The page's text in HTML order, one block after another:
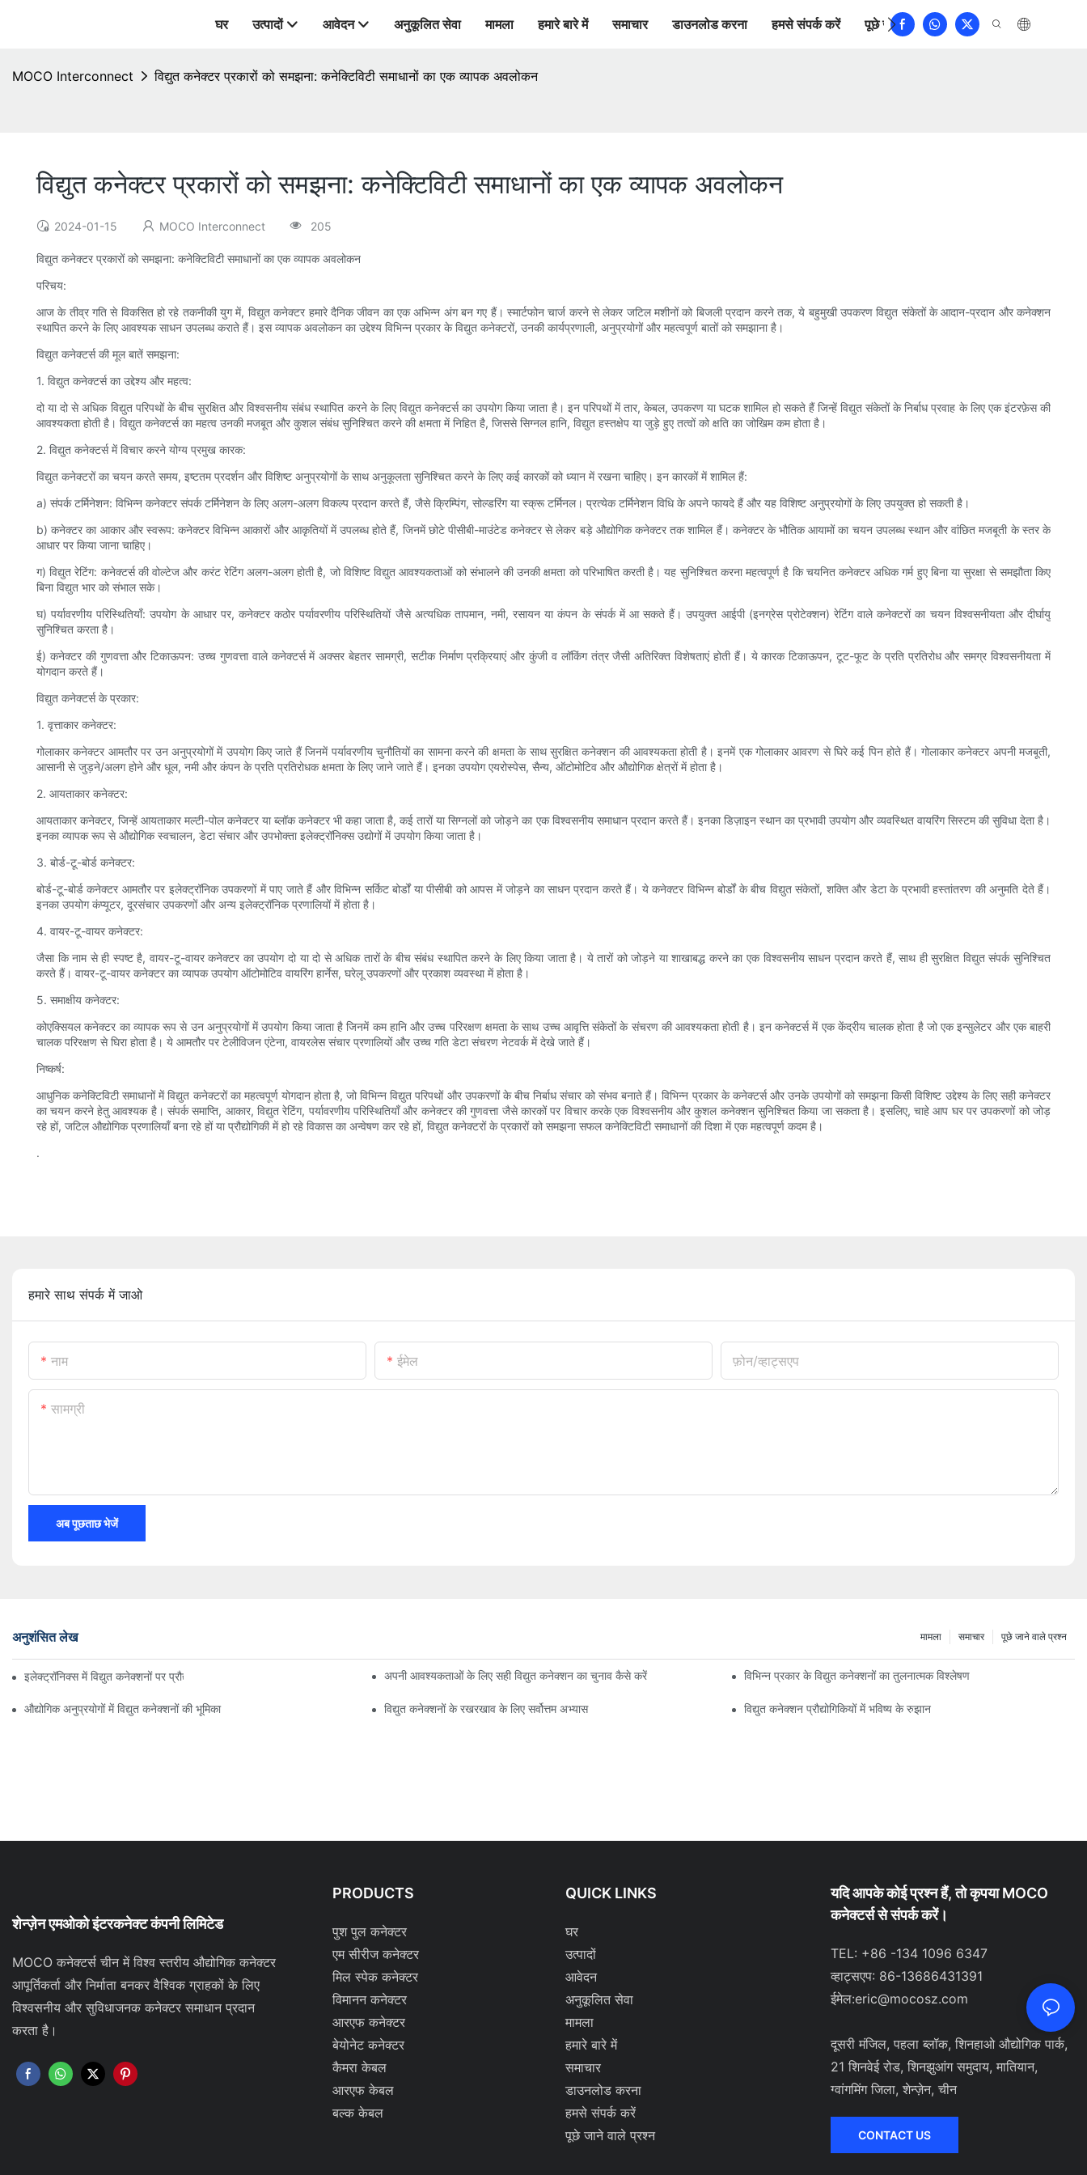
घर उत्पादों आवेदन अनुकूलित सेवा मामला हमारे बारे में समाचार डाउनलोड करना हमसे संपर्क करें पूछे जाने वाले प्रश्न
MOCO Interconnect विद्युत कनेक्टर प्रकारों को समझना: कनेक्टिविटी समाधानों का एक व्यापक अवलोकन
विद्युत कनेक्टर प्रकारों को समझना: कनेक्टिविटी समाधानों का एक व्यापक अवलोकन
2024-01-15 MOCO Interconnect 205
विद्युत कनेक्टर प्रकारों को समझना: कनेक्टिविटी समाधानों का एक व्यापक अवलोकन
परिचय:
आज के तीव्र गति से विकसित हो रहे तकनीकी युग में, विद्युत कनेक्टर हमारे दैनिक जीवन का एक अभिन्न अंग बन गए हैं। स्मार्टफोन चार्ज करने से लेकर जटिल मशीनों को बिजली प्रदान करने तक, ये बहुमुखी उपकरण विद्युत संकेतों के आदान-प्रदान और कनेक्शन
स्थापित करने के लिए आवश्यक साधन उपलब्ध कराते हैं। इस व्यापक अवलोकन का उद्देश्य विभिन्न प्रकार के विद्युत कनेक्टरों, उनकी कार्यप्रणाली, अनुप्रयोगों और महत्वपूर्ण बातों को समझाना है।
विद्युत कनेक्टर्स की मूल बातें समझना:
1. विद्युत कनेक्टर्स का उद्देश्य और महत्व:
दो या दो से अधिक विद्युत परिपथों के बीच सुरक्षित और विश्वसनीय संबंध स्थापित करने के लिए विद्युत कनेक्टर्स का उपयोग किया जाता है। इन परिपथों में तार, केबल, उपकरण या घटक शामिल हो सकते हैं जिन्हें विद्युत संकेतों के निर्बाध प्रवाह के लिए एक इंटरफ़ेस की
आवश्यकता होती है। विद्युत कनेक्टर्स का महत्व उनकी मजबूत और कुशल संबंध सुनिश्चित करने की क्षमता में निहित है, जिससे सिग्नल हानि, विद्युत हस्तक्षेप या जुड़े हुए तत्वों को क्षति का जोखिम कम होता है।
2. विद्युत कनेक्टर्स में विचार करने योग्य प्रमुख कारक:
विद्युत कनेक्टरों का चयन करते समय, इष्टतम प्रदर्शन और विशिष्ट अनुप्रयोगों के साथ अनुकूलता सुनिश्चित करने के लिए कई कारकों को ध्यान में रखना चाहिए। इन कारकों में शामिल हैं:
a) संपर्क टर्मिनेशन: विभिन्न कनेक्टर संपर्क टर्मिनेशन के लिए अलग-अलग विकल्प प्रदान करते हैं, जैसे क्रिम्पिंग, सोल्डरिंग या स्क्रू टर्मिनल। प्रत्येक टर्मिनेशन विधि के अपने फायदे हैं और यह विशिष्ट अनुप्रयोगों के लिए उपयुक्त हो सकती है।
b) कनेक्टर का आकार और स्वरूप: कनेक्टर विभिन्न आकारों और आकृतियों में उपलब्ध होते हैं, जिनमें छोटे पीसीबी-माउंटेड कनेक्टर से लेकर बड़े औद्योगिक कनेक्टर तक शामिल हैं। कनेक्टर के भौतिक आयामों का चयन उपलब्ध स्थान और वांछित मजबूती के स्तर के
आधार पर किया जाना चाहिए।
ग) विद्युत रेटिंग: कनेक्टर्स की वोल्टेज और करंट रेटिंग अलग-अलग होती है, जो विशिष्ट विद्युत आवश्यकताओं को संभालने की उनकी क्षमता को परिभाषित करती है। यह सुनिश्चित करना महत्वपूर्ण है कि चयनित कनेक्टर अधिक गर्म हुए बिना या सुरक्षा से समझौता किए
बिना विद्युत भार को संभाल सके।
घ) पर्यावरणीय परिस्थितियाँ: उपयोग के आधार पर, कनेक्टर कठोर पर्यावरणीय परिस्थितियों जैसे अत्यधिक तापमान, नमी, रसायन या कंपन के संपर्क में आ सकते हैं। उपयुक्त आईपी (इनग्रेस प्रोटेक्शन) रेटिंग वाले कनेक्टरों का चयन विश्वसनीयता और दीर्घायु
सुनिश्चित करता है।
ई) कनेक्टर की गुणवत्ता और टिकाऊपन: उच्च गुणवत्ता वाले कनेक्टर्स में अक्सर बेहतर सामग्री, सटीक निर्माण प्रक्रियाएं और कुंजी व लॉकिंग तंत्र जैसी अतिरिक्त विशेषताएं होती हैं। ये कारक टिकाऊपन, टूट-फूट के प्रति प्रतिरोध और समग्र विश्वसनीयता में
योगदान करते हैं।
विद्युत कनेक्टर्स के प्रकार:
1. वृत्ताकार कनेक्टर:
गोलाकार कनेक्टर आमतौर पर उन अनुप्रयोगों में उपयोग किए जाते हैं जिनमें पर्यावरणीय चुनौतियों का सामना करने की क्षमता के साथ सुरक्षित कनेक्शन की आवश्यकता होती है। इनमें एक गोलाकार आवरण से घिरे कई पिन होते हैं। गोलाकार कनेक्टर अपनी मजबूती,
आसानी से जुड़ने/अलग होने और धूल, नमी और कंपन के प्रति प्रतिरोधक क्षमता के लिए जाने जाते हैं। इनका उपयोग एयरोस्पेस, सैन्य, ऑटोमोटिव और औद्योगिक क्षेत्रों में होता है।
2. आयताकार कनेक्टर:
आयताकार कनेक्टर, जिन्हें आयताकार मल्टी-पोल कनेक्टर या ब्लॉक कनेक्टर भी कहा जाता है, कई तारों या सिग्नलों को जोड़ने का एक विश्वसनीय समाधान प्रदान करते हैं। इनका डिज़ाइन स्थान का प्रभावी उपयोग और व्यवस्थित वायरिंग सिस्टम की सुविधा देता है।
इनका व्यापक रूप से औद्योगिक स्वचालन, डेटा संचार और उपभोक्ता इलेक्ट्रॉनिक्स उद्योगों में उपयोग किया जाता है।
3. बोर्ड-टू-बोर्ड कनेक्टर:
बोर्ड-टू-बोर्ड कनेक्टर आमतौर पर इलेक्ट्रॉनिक उपकरणों में पाए जाते हैं और विभिन्न सर्किट बोर्डों या पीसीबी को आपस में जोड़ने का साधन प्रदान करते हैं। ये कनेक्टर विभिन्न बोर्डों के बीच विद्युत संकेतों, शक्ति और डेटा के प्रभावी हस्तांतरण की अनुमति देते हैं।
इनका उपयोग कंप्यूटर, दूरसंचार उपकरणों और अन्य इलेक्ट्रॉनिक प्रणालियों में होता है।
4. वायर-टू-वायर कनेक्टर:
जैसा कि नाम से ही स्पष्ट है, वायर-टू-वायर कनेक्टर का उपयोग दो या दो से अधिक तारों के बीच संबंध स्थापित करने के लिए किया जाता है। ये तारों को जोड़ने या शाखाबद्ध करने का एक विश्वसनीय साधन प्रदान करते हैं, साथ ही सुरक्षित विद्युत संपर्क सुनिश्चित
करते हैं। वायर-टू-वायर कनेक्टर का व्यापक उपयोग ऑटोमोटिव वायरिंग हार्नेस, घरेलू उपकरणों और प्रकाश व्यवस्था में होता है।
5. समाक्षीय कनेक्टर:
कोएक्सियल कनेक्टर का व्यापक रूप से उन अनुप्रयोगों में उपयोग किया जाता है जिनमें कम हानि और उच्च परिरक्षण क्षमता के साथ उच्च आवृत्ति संकेतों के संचरण की आवश्यकता होती है। इन कनेक्टर्स में एक केंद्रीय चालक होता है जो एक इन्सुलेटर और एक बाहरी
चालक परिरक्षण से घिरा होता है। ये आमतौर पर टेलीविजन एंटेना, वायरलेस संचार प्रणालियों और उच्च गति डेटा संचरण नेटवर्क में देखे जाते हैं।
निष्कर्ष:
आधुनिक कनेक्टिविटी समाधानों में विद्युत कनेक्टरों का महत्वपूर्ण योगदान होता है, जो विभिन्न विद्युत परिपथों और उपकरणों के बीच निर्बाध संचार को संभव बनाते हैं। विभिन्न प्रकार के कनेक्टर्स और उनके उपयोगों को समझना किसी विशिष्ट उद्देश्य के लिए सही कनेक्टर
का चयन करने हेतु आवश्यक है। संपर्क समाप्ति, आकार, विद्युत रेटिंग, पर्यावरणीय परिस्थितियाँ और कनेक्टर की गुणवत्ता जैसे कारकों पर विचार करके एक विश्वसनीय और कुशल कनेक्शन सुनिश्चित किया जा सकता है। इसलिए, चाहे आप घर पर उपकरणों को जोड़
रहे हों, जटिल औद्योगिक प्रणालियाँ बना रहे हों या प्रौद्योगिकी में हो रहे विकास का अन्वेषण कर रहे हों, विद्युत कनेक्टरों के प्रकारों को समझना सफल कनेक्टिविटी समाधानों की दिशा में एक महत्वपूर्ण कदम है।
.
हमारे साथ संपर्क में जाओ
नाम ईमेल फ़ोन/व्हाट्सएप
सामग्री
अब पूछताछ भेजें
अनुशंसित लेख पूछे जाने वाले प्रश्न
समाचार
मामला
इलेक्ट्रॉनिक्स में विद्युत कनेक्शनों पर प्रौद्योगिकी का प्रभाव अपनी आवश्यकताओं के लिए सही विद्युत कनेक्शन का चुनाव कैसे करें विभिन्न प्रकार के विद्युत कनेक्शनों का तुलनात्मक विश्लेषण
औद्योगिक अनुप्रयोगों में विद्युत कनेक्शनों की भूमिका विद्युत कनेक्शनों के रखरखाव के लिए सर्वोत्तम अभ्यास विद्युत कनेक्शन प्रौद्योगिकियों में भविष्य के रुझान
शेन्ज़ेन एमओको इंटरकनेक्ट कंपनी लिमिटेड
MOCO कनेक्टर्स चीन में विश्व स्तरीय औद्योगिक कनेक्टर
आपूर्तिकर्ता और निर्माता बनकर वैश्विक ग्राहकों के लिए
विश्वसनीय और सुविधाजनक कनेक्टर समाधान प्रदान
करता है।
PRODUCTS
पुश पुल कनेक्टर
एम सीरीज कनेक्टर
मिल स्पेक कनेक्टर
विमानन कनेक्टर
आरएफ कनेक्टर
बेयोनेट कनेक्टर
कैमरा केबल
आरएफ केबल
बल्क केबल
QUICK LINKS
घर
उत्पादों
आवेदन
अनुकूलित सेवा
मामला
हमारे बारे में
समाचार
डाउनलोड करना
हमसे संपर्क करें
पूछे जाने वाले प्रश्न
यदि आपके कोई प्रश्न हैं, तो कृपया MOCO
कनेक्टर्स से संपर्क करें।
TEL: +86 -134 1096 6347
व्हाट्सएप: 86-13686431391
ईमेल:eric@mocosz.com
दूसरी मंजिल, पहला ब्लॉक, शिनहाओ औद्योगिक पार्क,
21 शिनवेई रोड, शिनझुआंग समुदाय, मातियान,
ग्वांगमिंग जिला, शेन्ज़ेन, चीन
CONTACT US